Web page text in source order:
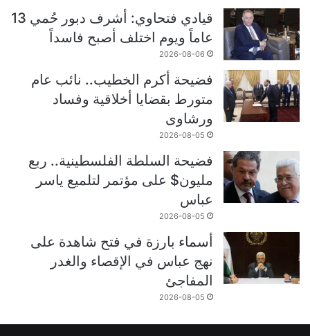
قيادي فتحاوي: أشرف دبور حُمي 13
عاماً ويوم اختلف أصبح فاسداً
2026-08-06
فضيحة أكرم الخطيب.. نائب عام
متورط بقضايا أخلاقية وفساد
ورشاوى
2026-08-05
فضيحة السلطة الفلسطينية.. ربع
مليون$ على مؤتمر لتلميع ياسر
عباس
2026-08-05
أسماء بارزة في فتح شاهدة على
نهج عباس في الإقصاء والغدر
المفاجئ
2026-08-05